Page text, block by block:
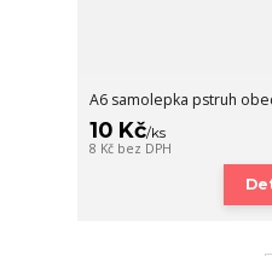
A6 samolepka pstruh
10 Kč/ks
8 Kč bez DPH